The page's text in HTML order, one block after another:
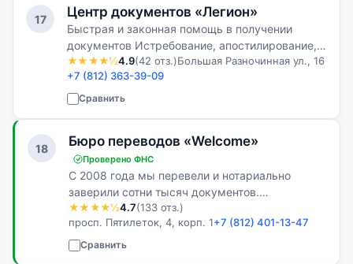
17 Центр документов «Легион»
Быстрая и законная помощь в получении
документов Истребование, апостилирование,
перевод и легализация документов России и
стран СНГ.
★★★★½4.9(42 отз.)Большая Разночинная ул., 16
+7 (812) 363-39-09
Сравнить
18 Бюро переводов «Welcome»
Проверено ФНС
С 2008 года мы перевели и нотариально
заверили сотни тысяч документов.
Ответственный и добросовестный подход в
работе для нас на первом месте, что
подтверждают отзывы на популярных
★★★★½4.7(133 отз.)
просп. Пятилеток, 4, корп. 1+7 (812) 401-13-47
Сравнить